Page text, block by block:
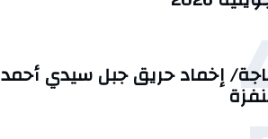
إخماد حريق جبل سيدي أحمد